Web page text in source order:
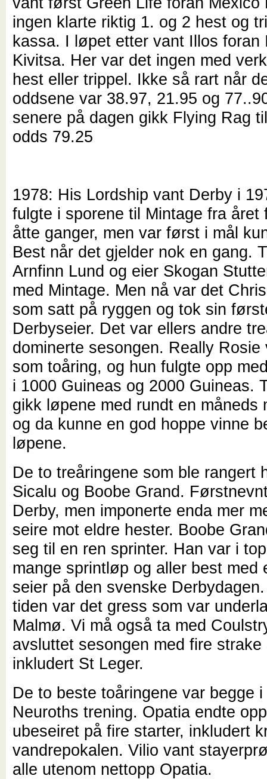
ingen klarte riktig 1. og 2 hest og
kassa. I løpet etter vant Illos foran
Kivitsa. Her var det ingen med
hest eller trippel. Ikke så rart når
oddsene var 38.97, 21.95 og
senere på dagen gikk Flying Rag
odds 79.25
1978: His Lordship vant Derby i
fulgte i sporene til Mintage fra året
åtte ganger, men var først i mål
Best når det gjelder nok en gang.
Arnfinn Lund og eier Skogan
med Mintage. Men nå var det
som satt på ryggen og tok sin
Derbyseier. Det var ellers andre
dominerte sesongen. Really Rosie
som toåring, og hun fulgte opp
i 1000 Guineas og 2000 Guineas.
gikk løpene med rundt en måneds
og da kunne en god hoppe vinne
løpene.
De to treåringene som ble rangert
Sicalu og Boobe Grand.
Derby, men imponerte enda mer
seire mot eldre hester. Boobe
seg til en ren sprinter. Han var i
mange sprintløp og aller best med
seier på den svenske
tiden var det gress som var
Malmø. Vi må også ta med
avsluttet sesongen med fire strake
inkludert St Leger.
De to beste toåringene var begge i
Neuroths trening. Opatia endte
ubeseiret på fire starter, inkludert
vandrepokalen. Vilio vant
alle utenom nettopp Opatia.